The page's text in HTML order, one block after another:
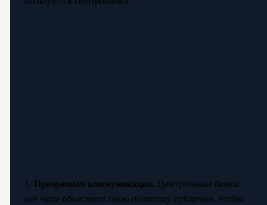
1. Прозрачная коммуникация. Центральные банки
всё чаще объясняют свою политику публично, чтобы